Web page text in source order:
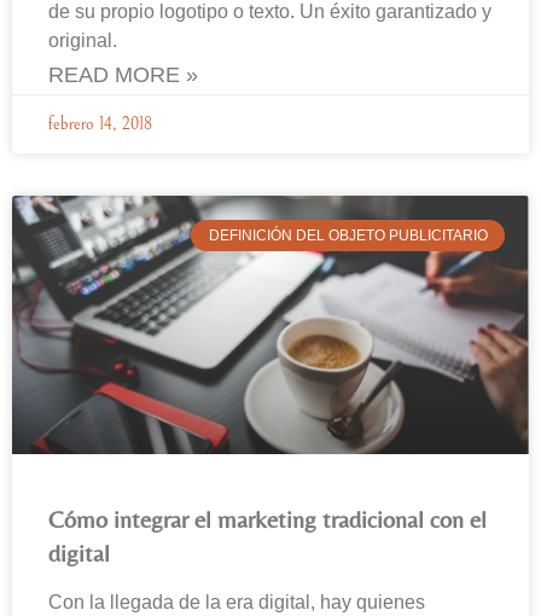
de su propio logotipo o texto. Un éxito garantizado y
original.
READ MORE »
febrero 14, 2018
DEFINICIÓN DEL OBJETO PUBLICITARIO
Cómo integrar el marketing tradicional con el
digital
Con la llegada de la era digital, hay quienes